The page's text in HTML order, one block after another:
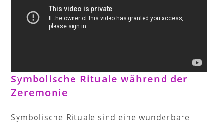
Symbolische Rituale während der
Zeremonie
Symbolische Rituale sind eine wunderbare